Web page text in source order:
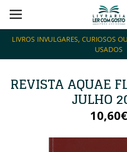
LIVROS INVULGARES, CURIOSOS
USADOS
REVISTA AQUAE
JULHO
10,60€